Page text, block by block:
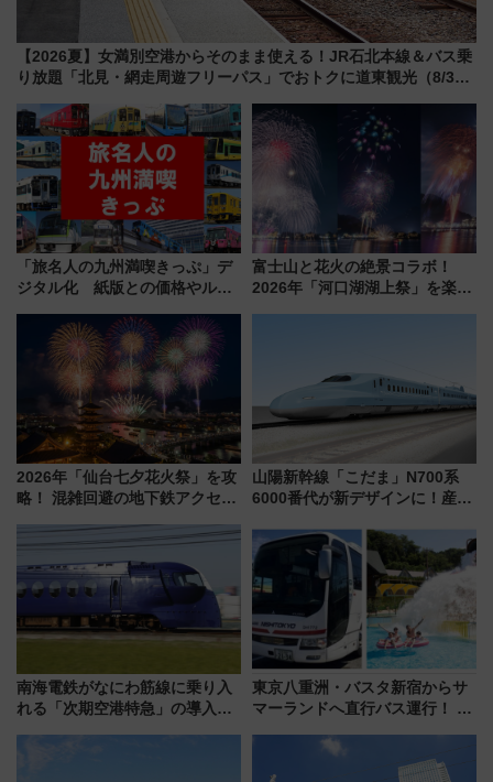
【2026夏】女満別空港からそのまま使える！JR石北本線＆バス乗
り放題「北見・網走周遊フリーパス」でおトクに道東観光（8/3発
「旅名人の九州満喫きっぷ」デ
ジタル化 紙版との価格やルー
富士山と花火の絶景コラボ！
2026年「河口湖湖上祭」を楽し
2026年「仙台七夕花火祭」を攻
略！ 混雑回避の地下鉄アクセス
火前に楽しむ仙台観光ルートま
で解説！
山陽新幹線「こだま」N700系
6000番代が新デザインに！産学
用は今冬から
南海電鉄がなにわ筋線に乗り入
れる「次期空港特急」の導入を
日本初の鉄道デザイン
東京八重洲・バスタ新宿からサ
マーランドへ直行バス運行！ お
推し活を楽しもう！（2026年
8/1～31）